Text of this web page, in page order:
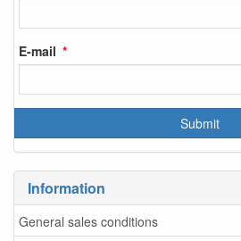
E-mail
Information
General sales conditions